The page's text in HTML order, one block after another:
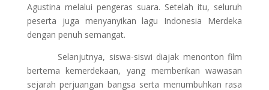
Agustina melalui pengeras suara. Setelah itu, seluruh
peserta juga menyanyikan lagu Indonesia Merdeka
dengan penuh semangat.
Selanjutnya, siswa-siswi diajak menonton film
bertema kemerdekaan, yang memberikan wawasan
sejarah perjuangan bangsa serta menumbuhkan rasa